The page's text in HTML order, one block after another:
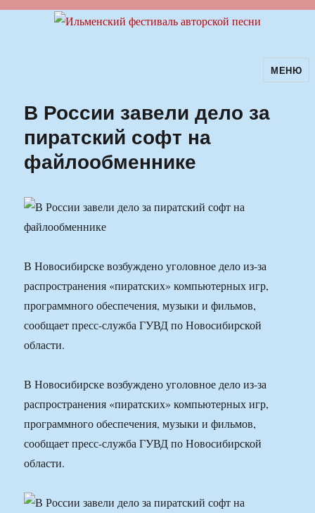
Ильменский фестиваль авторскойМЕНЮ
В России завели дело за
пиратский софт на
файлообменнике
В Новосибирске возбуждено уголовное дело из-за
распространения «пиратских» компьютерных игр,
программного обеспечения, музыки и фильмов,
сообщает пресс-служба ГУВД по Новосибирской
области.
В Новосибирске возбуждено уголовное дело из-за
распространения «пиратских» компьютерных игр,
программного обеспечения, музыки и фильмов,
сообщает пресс-служба ГУВД по Новосибирской
области.